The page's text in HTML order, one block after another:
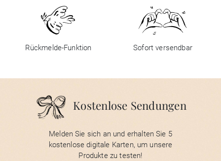
Rückmelde-Funktion Sofort versendbar
Kostenlose Sendungen
Melden Sie sich an und erhalten Sie 5
kostenlose digitale Karten, um unsere
Produkte zu testen!